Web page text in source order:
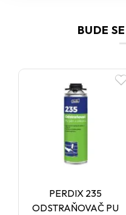
BUDE
PERDIX 235
ODSTRAŇOVAČ PU